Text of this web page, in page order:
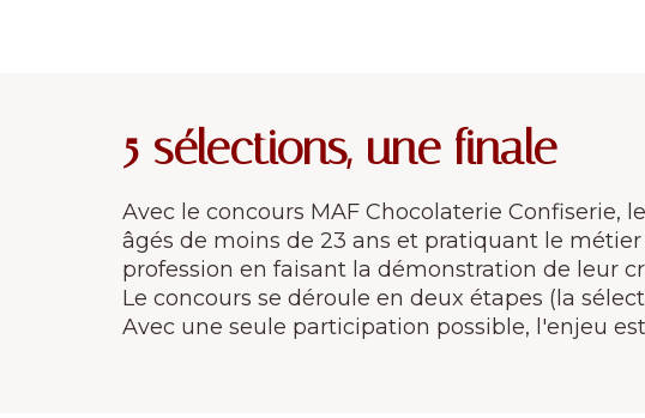
5 sélections, une finale
Avec le concours MAF Chocolaterie Confiserie,
âgés de moins de 23 ans et pratiquant le
profession en faisant la démonstration de leur
Le concours se déroule en deux étapes (la
Avec une seule participation possible, l'enjeu